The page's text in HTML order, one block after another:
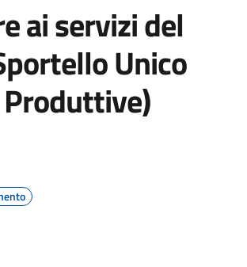
ai servizi del
Unico